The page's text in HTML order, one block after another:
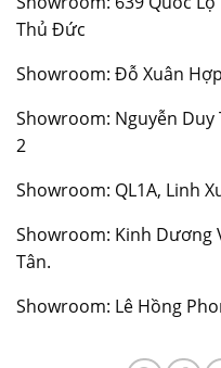
Thủ Đức
Showroom: Đỗ Xuân
Showroom: Nguyễn
2
Showroom: QL1A, Linh
Showroom: Kinh Dương
Tân.
Showroom: Lê Hồng